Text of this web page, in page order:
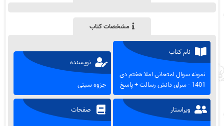
مشخصات کتاب
نام کتاب
نمونه سوال امتحانی املا هفتم دی
1401 - سرای دانش رسالت + پاسخ
نویسنده
جزوه سیتی
ویراستار صفحات